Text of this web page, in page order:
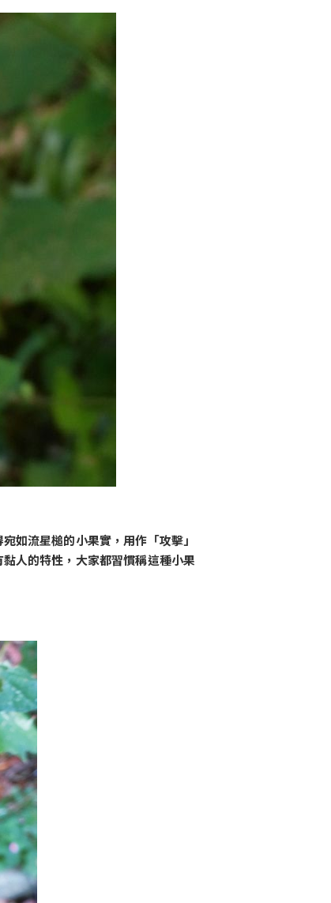
如流星槌的小果實，用作「攻擊」
人的特性，大家都習慣稱這種小果